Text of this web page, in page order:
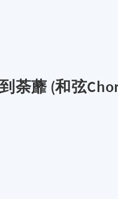
荼蘼 (和弦